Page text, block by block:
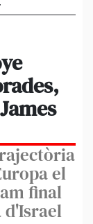
el
final
d'Israel